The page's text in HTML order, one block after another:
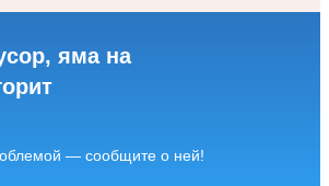
яма на
— сообщите о ней!